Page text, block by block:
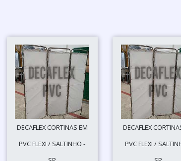
DECAFLEX CORTINAS EM
PVC FLEXI / SALTINHO -
DECAFLEX
PVC FLEXI /